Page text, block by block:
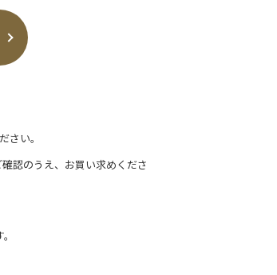
い。
認のうえ、お買い求めくださ